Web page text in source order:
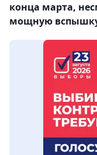
конца марта,
мощную вспышку